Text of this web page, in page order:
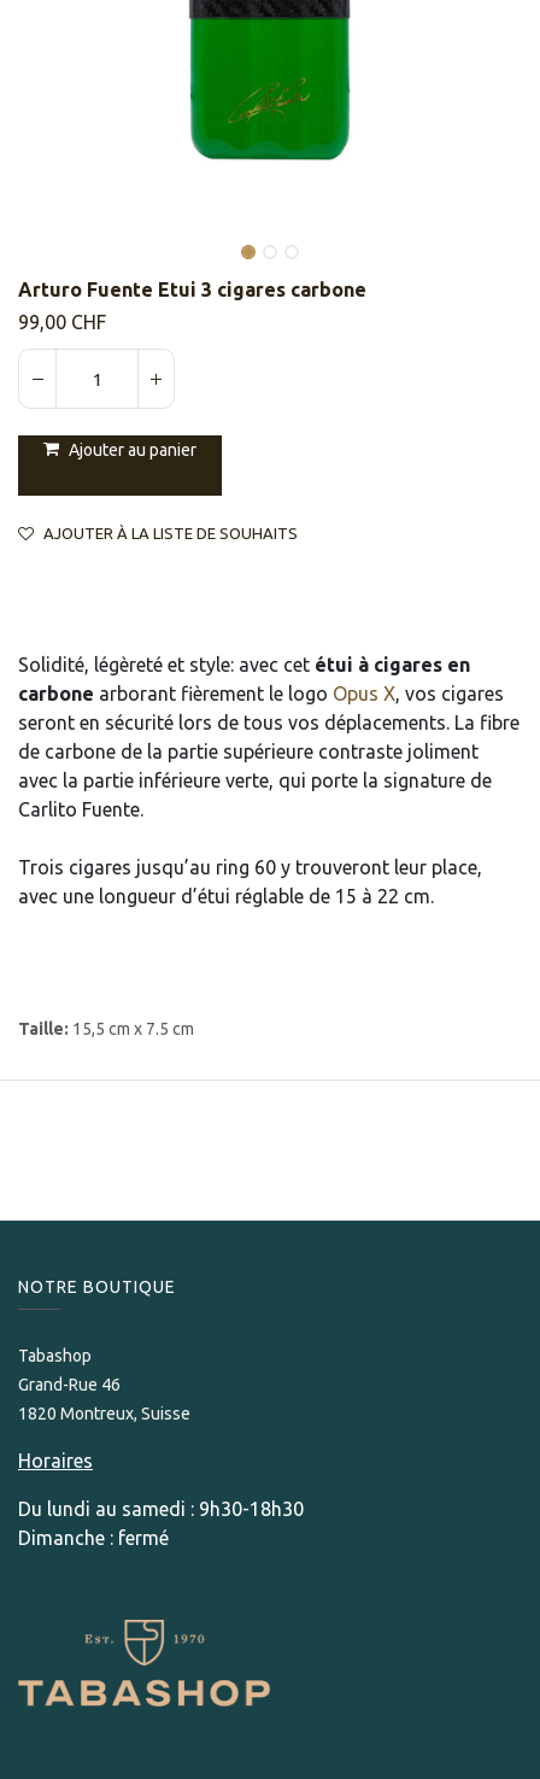
Arturo Fuente Etui 3 cigares carbone
99,00 CHF
Ajouter au panier
AJOUTER À LA LISTE DE SOUHAITS
Solidité, légèreté et style: avec cet étui à cigares en
carbone arborant fièrement le logo Opus X, vos cigares
seront en sécurité lors de tous vos déplacements. La fibre
de carbone de la partie supérieure contraste joliment
avec la partie inférieure verte, qui porte la signature de
Carlito Fuente.
Trois cigares jusqu’au ring 60 y trouveront leur place,
avec une longueur d’étui réglable de 15 à 22 cm.
Taille: 15,5 cm x 7.5 cm
NOTRE BOUTIQUE
Tabashop
Grand-Rue 46
1820 Montreux, Suisse
Horaires
Du lundi au samedi : 9h30-18h30
Dimanche : fermé